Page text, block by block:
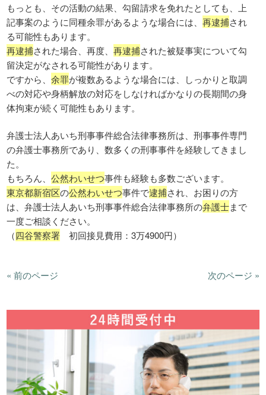
もっとも、その活動の結果、勾留請求を免れたとしても、上
記事案のように同種余罪があるような場合には、再逮捕され
る可能性もあります。
再逮捕された場合、再度、再逮捕された被疑事実について勾
留決定がなされる可能性があります。
ですから、余罪が複数あるような場合には、しっかりと取調
べの対応や身柄解放の対応をしなければかなりの長期間の身
体拘束が続く可能性もあります。
弁護士法人あいち刑事事件総合法律事務所は、刑事事件専門
の弁護士事務所であり、数多くの刑事事件を経験してきまし
た。
もちろん、公然わいせつ事件も経験も多数ございます。
東京都新宿区の公然わいせつ事件で逮捕され、お困りの方
は、弁護士法人あいち刑事事件総合法律事務所の弁護士まで
一度ご相談ください。
（四谷警察署 初回接見費用：3万4900円）
« 前のページ 次のページ »